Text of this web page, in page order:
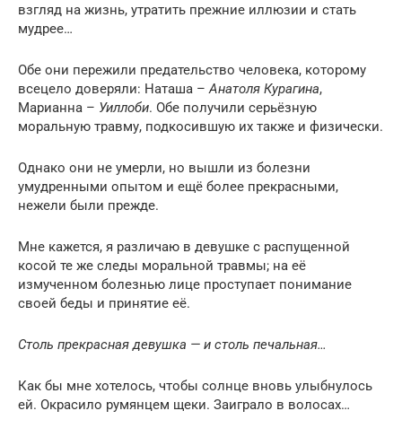
взгляд на жизнь, утратить прежние иллюзии и стать
мудрее…
Обе они пережили предательство человека, которому
всецело доверяли: Наташа – Анатоля Курагина,
Марианна – Уиллоби. Обе получили серьёзную
моральную травму, подкосившую их также и физически.
Однако они не умерли, но вышли из болезни
умудренными опытом и ещё более прекрасными,
нежели были прежде.
Мне кажется, я различаю в девушке с распущенной
косой те же следы моральной травмы; на её
измученном болезнью лице проступает понимание
своей беды и принятие её.
Столь прекрасная девушка — и столь печальная…
Как бы мне хотелось, чтобы солнце вновь улыбнулось
ей. Окрасило румянцем щеки. Заиграло в волосах…